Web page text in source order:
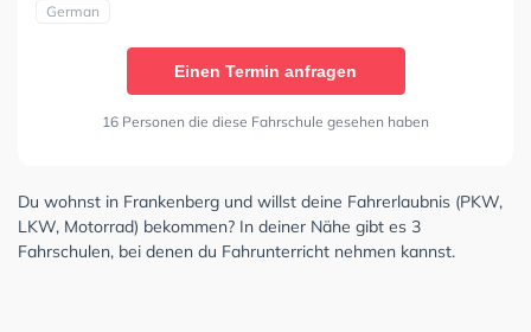
German
Einen Termin anfragen
16 Personen die diese Fahrschule gesehen haben
Du wohnst in Frankenberg und willst deine Fahrerlaubnis (PKW,
LKW, Motorrad) bekommen? In deiner Nähe gibt es 3
Fahrschulen, bei denen du Fahrunterricht nehmen kannst.